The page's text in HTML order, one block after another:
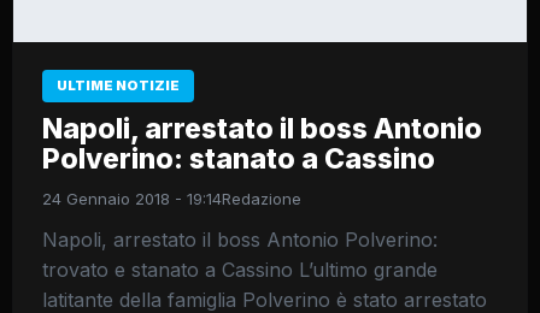
ULTIME NOTIZIE
Napoli, arrestato il boss Antonio
Polverino: stanato a Cassino
24 Gennaio 2018 - 19:14Redazione
Napoli, arrestato il boss Antonio Polverino:
trovato e stanato a Cassino L’ultimo grande
latitante della famiglia Polverino è stato arrestato